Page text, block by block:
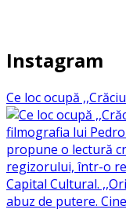
Instagram
Ce loc ocupă